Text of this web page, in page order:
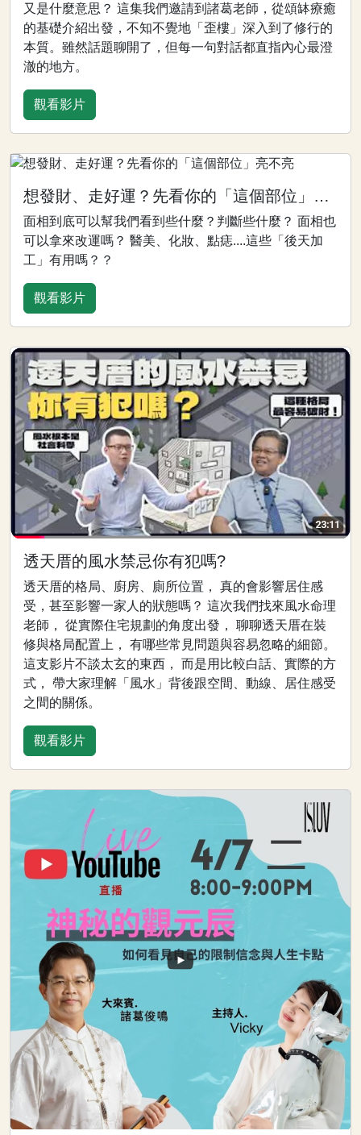
又是什麼意思？ 這集我們邀請到諸葛老師，從頌缽療癒
的基礎介紹出發，不知不覺地「歪樓」深入到了修行的
本質。雖然話題聊開了，但每一句對話都直指內心最澄
澈的地方。
觀看影片
想發財、走好運？先看你的「這個部位」亮不亮
面相到底可以幫我們看到些什麼？判斷些什麼？ 面相也
可以拿來改運嗎？ 醫美、化妝、點痣....這些「後天加
工」有用嗎？？
觀看影片
透天厝的風水禁忌你有犯嗎?
透天厝的格局、廚房、廁所位置， 真的會影響居住感
受，甚至影響一家人的狀態嗎？ 這次我們找來風水命理
老師， 從實際住宅規劃的角度出發， 聊聊透天厝在裝
修與格局配置上， 有哪些常見問題與容易忽略的細節。
這支影片不談太玄的東西， 而是用比較白話、實際的方
式， 帶大家理解「風水」背後跟空間、動線、居住感受
之間的關係。
觀看影片